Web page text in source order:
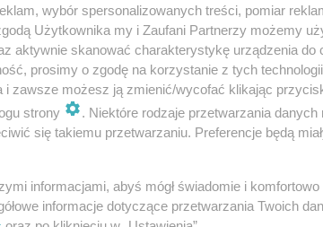
od znanych producentów takich jak
pole manewru kabla. W ten sposób
domu! Zaciekawiony? Przykładowe
https://www.euro.com.pl/odkurzacze-
bez wysiłku
wybór spersonalizowanych treści, pomiar
Użytkownika my i Zaufani Partnerzy możemy
aktywnie skanować charakterystykę urządzenia do
prosimy o zgodę na korzystanie z tych
i zawsze możesz ją zmienić/wycofać klikając
strony
. Niektóre rodzaje przetwarzania
się takiemu przetwarzaniu. Preferencje będą
informacjami, abyś mógł świadomie i
informacje dotyczące przetwarzania Twoich